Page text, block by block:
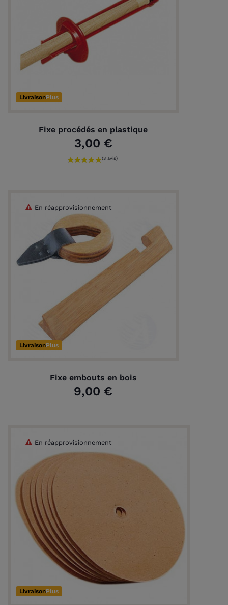
LivraisonPlus
Fixe procédés en plastique
3,00 €
LivraisonPlus
Fixe embouts en bois
9,00 €
En réapprovisionnement
LivraisonPlus
En réapprovisionnement